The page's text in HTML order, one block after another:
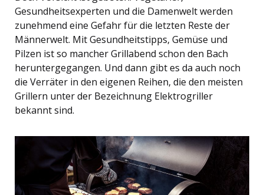
Gesundheitsexperten und die Damenwelt werden
zunehmend eine Gefahr für die letzten Reste der
Männerwelt. Mit Gesundheitstipps, Gemüse und
Pilzen ist so mancher Grillabend schon den Bach
heruntergegangen. Und dann gibt es da auch noch
die Verräter in den eigenen Reihen, die den meisten
Grillern unter der Bezeichnung Elektrogriller
bekannt sind.